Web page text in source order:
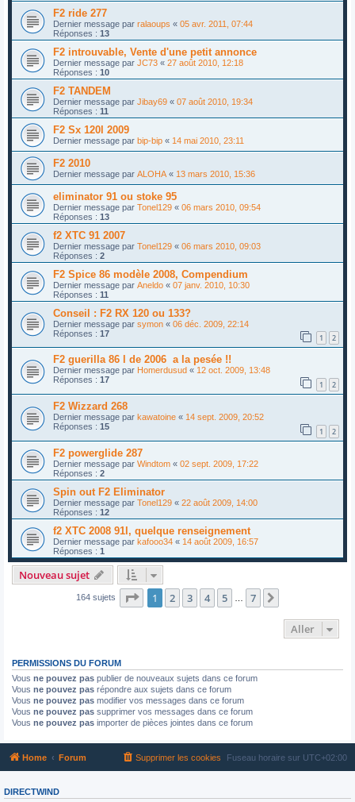
F2 ride 277
Dernier message par ralaoups « 05 avr. 2011, 07:44
Réponses : 13
F2 introuvable, Vente d'une petit annonce
Dernier message par JC73 « 27 août 2010, 12:18
Réponses : 10
F2 TANDEM
Dernier message par Jibay69 « 07 août 2010, 19:34
Réponses : 11
F2 Sx 120l 2009
Dernier message par bip-bip « 14 mai 2010, 23:11
F2 2010
Dernier message par ALOHA « 13 mars 2010, 15:36
eliminator 91 ou stoke 95
Dernier message par Tonel129 « 06 mars 2010, 09:54
Réponses : 13
f2 XTC 91 2007
Dernier message par Tonel129 « 06 mars 2010, 09:03
Réponses : 2
F2 Spice 86 modèle 2008, Compendium
Dernier message par Aneldo « 07 janv. 2010, 10:30
Réponses : 11
Conseil : F2 RX 120 ou 133?
Dernier message par symon « 06 déc. 2009, 22:14
Réponses : 17 1 2
F2 guerilla 86 l de 2006 a la pesée !!
Dernier message par Homerdusud « 12 oct. 2009, 13:48
Réponses : 17 1 2
F2 Wizzard 268
Dernier message par kawatoine « 14 sept. 2009, 20:52
Réponses : 15 1 2
F2 powerglide 287
Dernier message par Windtom « 02 sept. 2009, 17:22
Réponses : 2
Spin out F2 Eliminator
Dernier message par Tonel129 « 22 août 2009, 14:00
Réponses : 12
f2 XTC 2008 91l, quelque renseignement
Dernier message par kafooo34 « 14 août 2009, 16:57
Réponses : 1
Nouveau sujet
164 sujets Page 1sur7
1 2 3 4 5 7
Aller
PERMISSIONS DU FORUM
Vous ne pouvez pas publier de nouveaux sujets dans ce forum
Vous ne pouvez pas répondre aux sujets dans ce forum
Vous ne pouvez pas modifier vos messages dans ce forum
Vous ne pouvez pas supprimer vos messages dans ce forum
Vous ne pouvez pas importer de pièces jointes dans ce forum
Home Forum Fuseau horaire sur UTC+02:00
Supprimer les cookies
DIRECTWIND